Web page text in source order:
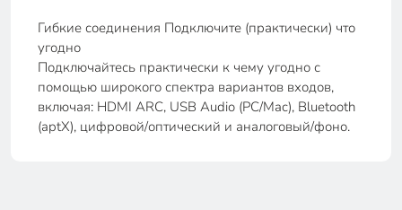
Гибкие соединения Подключите (практически) что
угодно
Подключайтесь практически к чему угодно с
помощью широкого спектра вариантов входов,
включая: HDMI ARC, USB Audio (PC/Mac), Bluetooth
(aptX), цифровой/оптический и аналоговый/фоно.